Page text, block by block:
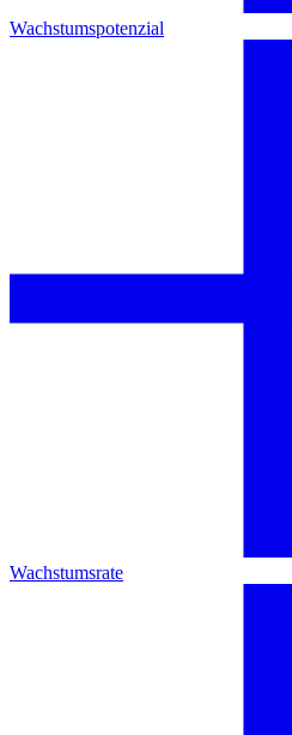
Wachstumspotenzial
Wachstumsrate